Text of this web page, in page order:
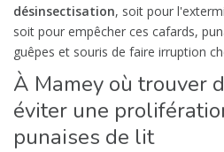
désinsectisation, soit pour
soit pour empêcher ces cafards,
guêpes et souris de faire irruption
À Mamey où trouver
éviter une
punaises de lit